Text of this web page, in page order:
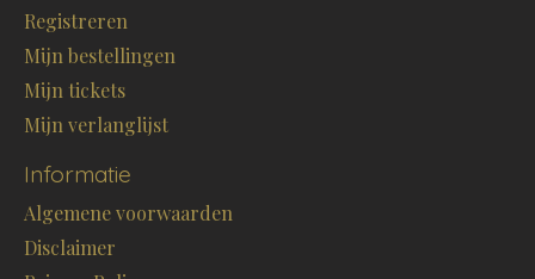
Registreren
Mijn bestellingen
Mijn tickets
Mijn verlanglijst
Informatie
Algemene voorwaarden
Disclaimer